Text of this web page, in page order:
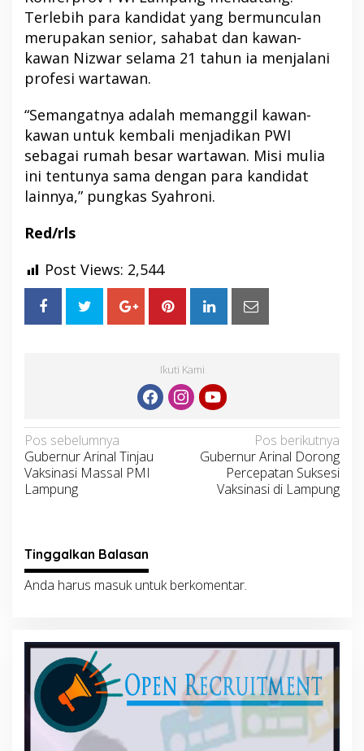
Terlebih para kandidat yang bermunculan
merupakan senior, sahabat dan kawan-
kawan Nizwar selama 21 tahun ia menjalani
profesi wartawan.
“Semangatnya adalah memanggil kawan-
kawan untuk kembali menjadikan PWI
sebagai rumah besar wartawan. Misi mulia
ini tentunya sama dengan para kandidat
lainnya,” pungkas Syahroni.
Red/rls
Post Views: 2,544
Ikuti Kami
Navigasi
pos
Pos sebelumnya
Gubernur Arinal Tinjau
Vaksinasi Massal PMI
Lampung
Pos berikutnya
Gubernur Arinal Dorong
Percepatan Suksesi
Vaksinasi di Lampung
Tinggalkan Balasan
Anda harus masukuntuk berkomentar.